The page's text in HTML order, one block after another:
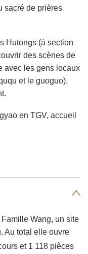
sacré de prières
Hutongs (à section
des scènes de
avec les gens locaux
et le guoguo).
en TGV, accueil
Wang, un site
Au total elle ouvre
et 1 118 pièces